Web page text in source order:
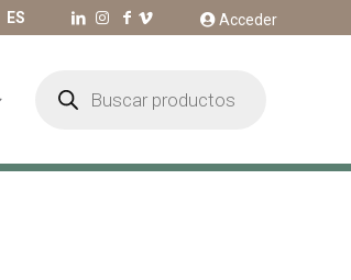
ES Acceder
productos